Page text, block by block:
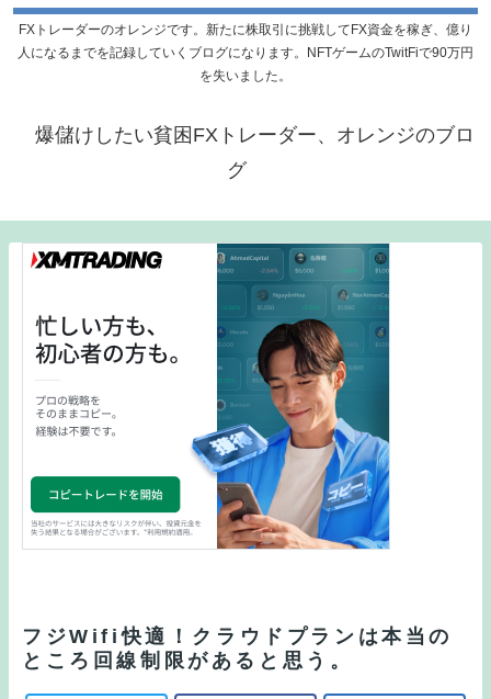
FXトレーダーのオレンジです。新たに株取引に挑戦してFX資金を稼ぎ、億り
人になるまでを記録していくブログになります。NFTゲームのTwitFiで90万円
を失いました。
爆儲けしたい貧困FXトレーダー、オレンジのブロ
グ
フジWifi快適！クラウドプランは本当の
ところ回線制限があると思う。